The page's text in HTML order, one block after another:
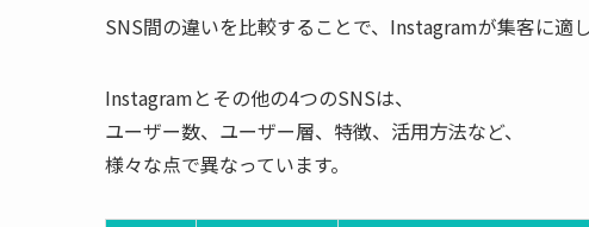
SNS間の違いを比較することで、Instagramが集客に適
Instagramとその他の4つのSNSは、
ユーザー数、ユーザー層、特徴、活用方法など、
様々な点で異なっています。